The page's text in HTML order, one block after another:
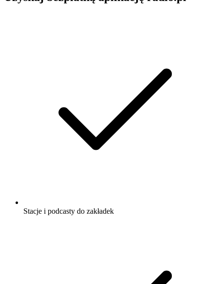
Stacje i podcasty do zakładek